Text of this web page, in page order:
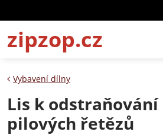
zipzop.cz
Vybavení dílny
Lis k odstraňování
pilových řetězů